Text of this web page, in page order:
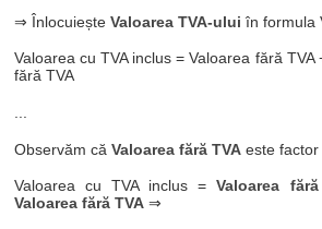
⇒ ÎnlocuieșteValoarea TVA-ului în formula
Valoarea cu TVA inclus = Valoarea fără TVA
fără TVA
Observăm căValoarea fără TVA este factor
Valoarea cu TVA inclus =Valoarea
Valoarea fără TVA ⇒